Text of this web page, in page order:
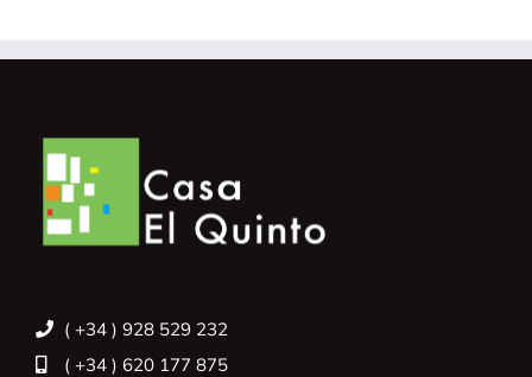
( +34 ) 928 529 232
( +34 ) 620 177 875